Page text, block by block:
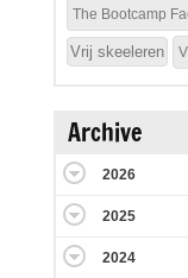
The Bootcamp
Vrij skeeleren
Archive
2026
2025
2024